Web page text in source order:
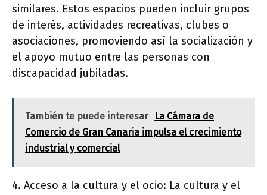
similares. Estos espacios pueden incluir grupos
de interés, actividades recreativas, clubes o
asociaciones, promoviendo así la socialización y
el apoyo mutuo entre las personas con
discapacidad jubiladas.
También te puede interesar
La Cámara de
Comercio de Gran Canaria impulsa el crecimiento
industrial y comercial
4. Acceso a la cultura y el ocio: La cultura y el